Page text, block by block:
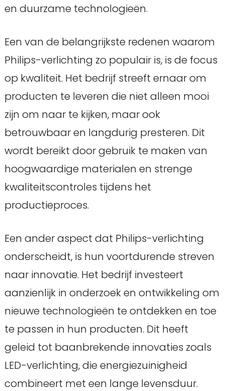
en duurzame technologieën.
Een van de belangrijkste redenen waarom
Philips-verlichting zo populair is, is de focus
op kwaliteit. Het bedrijf streeft ernaar om
producten te leveren die niet alleen mooi
zijn om naar te kijken, maar ook
betrouwbaar en langdurig presteren. Dit
wordt bereikt door gebruik te maken van
hoogwaardige materialen en strenge
kwaliteitscontroles tijdens het
productieproces.
Een ander aspect dat Philips-verlichting
onderscheidt, is hun voortdurende streven
naar innovatie. Het bedrijf investeert
aanzienlijk in onderzoek en ontwikkeling om
nieuwe technologieën te ontdekken en toe
te passen in hun producten. Dit heeft
geleid tot baanbrekende innovaties zoals
LED-verlichting, die energiezuinigheid
combineert met een lange levensduur.